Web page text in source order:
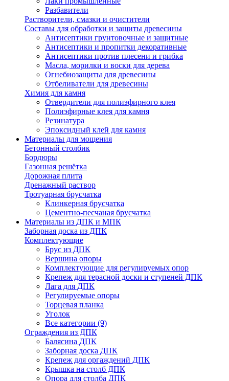
Разбавители
Растворители, смазки и очистители
Составы для обработки и защиты древесины
Антисептики грунтовочные и защитные
Антисептики и пропитки декоративные
Антисептики против плесени и грибка
Масла, морилки и воски для дерева
Огнебиозащиты для древесины
Отбеливатели для древесины
Химия для камня
Отвердители для полиэфирного клея
Полиэфирные клея для камня
Резинатура
Эпоксидный клей для камня
Материалы для мощения
Бетонный столбик
Бордюры
Газонная решётка
Дорожная плита
Дренажный раствор
Тротуарная брусчатка
Клинкерная брусчатка
Цементно-песчаная брусчатка
Материалы из ДПК и МПК
Заборная доска из ДПК
Комплектующие
Брус из ДПК
Вершина опоры
Комплектующие для регулируемых опор
Крепеж для терасной доски и ступеней ДПК
Лага для ДПК
Регулируемые опоры
Торцевая планка
Уголок
Все категории (9)
Ограждения из ДПК
Балясина ДПК
Заборная доска ДПК
Крепеж для оргаждений ДПК
Крышка на столб ДПК
Опора для столба ДПК